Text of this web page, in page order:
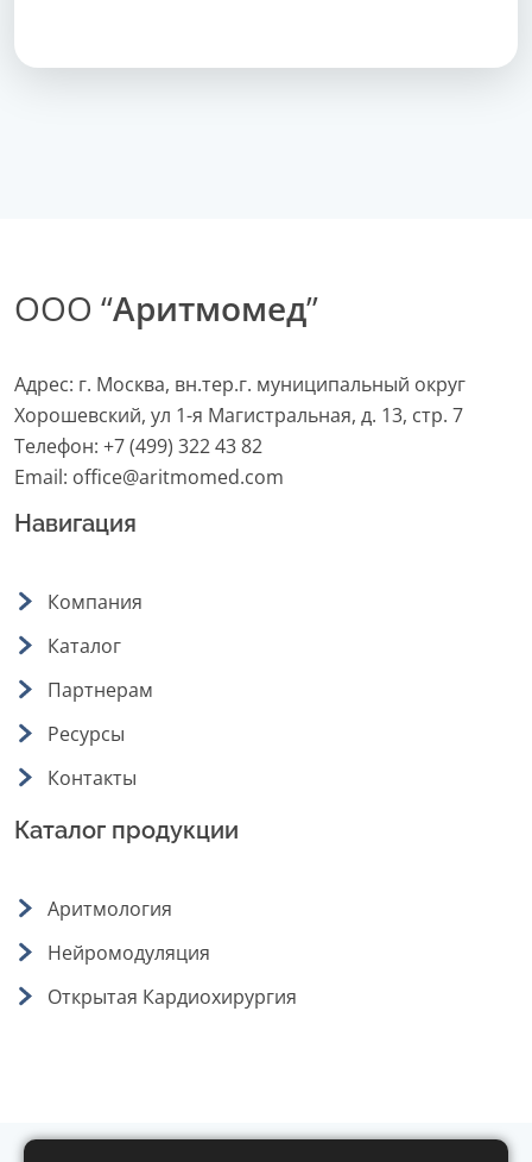
ООО “Аритмомед”
Адрес: г. Москва, вн.тер.г. муниципальный округ
Хорошевский, ул 1-я Магистральная, д. 13, стр. 7
Телефон: +7 (499) 322 43 82
Email: office@aritmomed.com
Навигация
Компания
Каталог
Партнерам
Ресурсы
Контакты
Каталог продукции
Аритмология
Нейромодуляция
Открытая Кардиохирургия